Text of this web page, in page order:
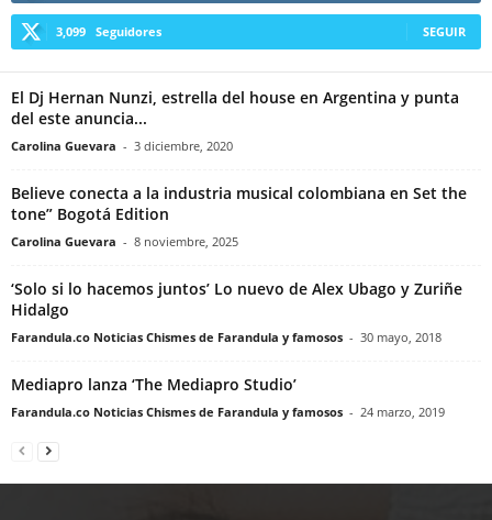
3,099 Seguidores SEGUIR
El Dj Hernan Nunzi, estrella del house en Argentina y punta
del este anuncia...
Carolina Guevara - 3 diciembre, 2020
Believe conecta a la industria musical colombiana en Set the
tone” Bogotá Edition
Carolina Guevara - 8 noviembre, 2025
‘Solo si lo hacemos juntos’ Lo nuevo de Alex Ubago y Zuriñe
Hidalgo
Farandula.co Noticias Chismes de Farandula y famosos - 30 mayo, 2018
Mediapro lanza ‘The Mediapro Studio’
Farandula.co Noticias Chismes de Farandula y famosos - 24 marzo, 2019